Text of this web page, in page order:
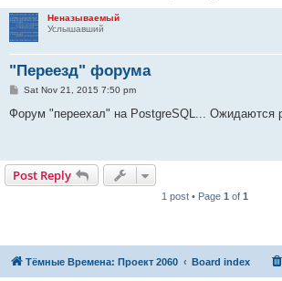
Неназываемый
Услышавший
"Переезд" форума
P
s
Sat Nov 21, 2015 7:50 pm
Форум "переехал" на PostgreSQL... Ожидаются
Post Reply
1 post • Page 1 of 1
Тёмные Времена: Проект 2060 Board index